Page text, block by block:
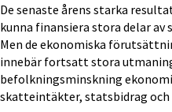
De senaste årens starka
kunna finansiera stora delar
Men de ekonomiska
innebär fortsatt stora
befolkningsminskning
skatteintäkter, statsbidrag